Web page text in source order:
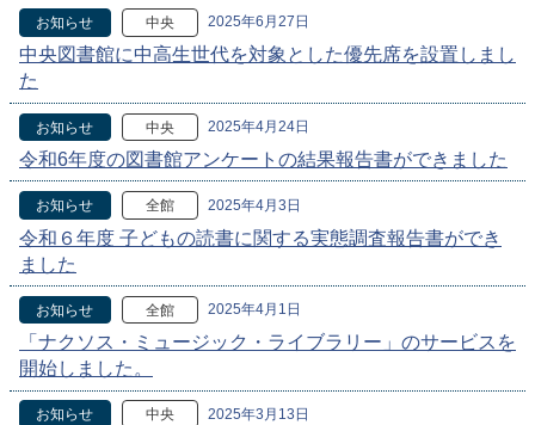
お知らせ 中央 2025年6月27日
中央図書館に中高生世代を対象とした優先席を設置しまし
た
お知らせ 中央 2025年4月24日
令和6年度の図書館アンケートの結果報告書ができました
お知らせ 全館 2025年4月3日
令和６年度 子どもの読書に関する実態調査報告書ができ
ました
お知らせ 全館 2025年4月1日
「ナクソス・ミュージック・ライブラリー」のサービスを
開始しました。
お知らせ 中央 2025年3月13日